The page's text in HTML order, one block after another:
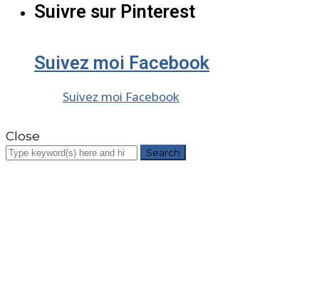
Suivre sur Pinterest
Suivez moi Facebook
Suivez moi Facebook
Close